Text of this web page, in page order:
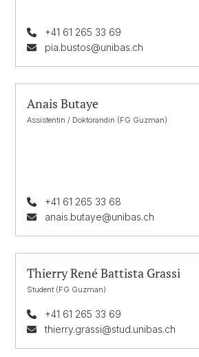
+41 61 265 33 69
pia.bustos@unibas.ch
Anais Butaye
Assistentin / Doktorandin (FG Guzman)
+41 61 265 33 68
anais.butaye@unibas.ch
Thierry René Battista Grassi
Student (FG Guzman)
+41 61 265 33 69
thierry.grassi@stud.unibas.ch